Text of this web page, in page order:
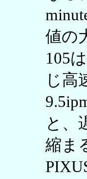
値の
105
じ高
と、
縮ま